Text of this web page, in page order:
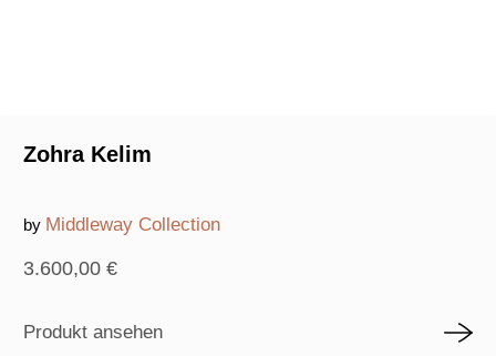
Zohra Kelim
by Middleway Collection
3.600,00 €
Produkt ansehen